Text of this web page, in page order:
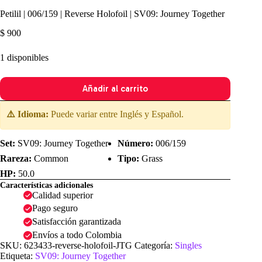
Petilil | 006/159 | Reverse Holofoil | SV09: Journey Together
$ 900
1 disponibles
Añadir al carrito
⚠️ Idioma: Puede variar entre Inglés y Español.
Set: SV09: Journey Together Número: 006/159
Rareza: Common Tipo: Grass
HP: 50.0
Características adicionales
Calidad superior
Pago seguro
Satisfacción garantizada
Envíos a todo Colombia
SKU: 623433-reverse-holofoil-JTG Categoría: Singles
Etiqueta: SV09: Journey Together